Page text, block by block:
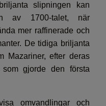
slipningen kan
av 1700-talet, när
mer raffinerade och
De tidiga briljanta
Mazariner, efter deras
gjorde den första
omvandlingar och